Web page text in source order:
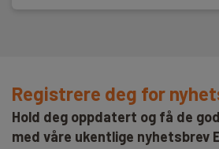
Registrere deg for
Hold deg oppdatert og få de
med våre ukentlige nyhetsbrev